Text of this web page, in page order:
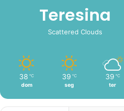
Teresina
Scattered Clouds
38 ℃
dom
39 ℃
seg
39 ℃
ter